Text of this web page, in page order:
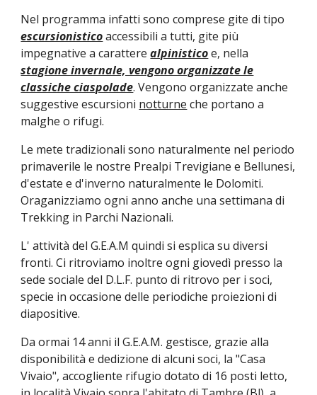
Nel programma infatti sono comprese gite di tipo
escursionisticoaccessibili a tutti, gite più
impegnative a caratterealpinisticoe, nella
stagione invernale, vengono organizzate le
classiche ciaspolade. Vengono organizzate anche
suggestive escursioni notturne che portano a
malghe o rifugi.
Le mete tradizionali sono naturalmente nel periodo
primaverile le nostre Prealpi Trevigiane e Bellunesi,
d'estate e d'inverno naturalmente le Dolomiti.
Oraganizziamo ogni anno anche una settimana di
Trekking in Parchi Nazionali.
L' attività del G.E.A.M quindi si esplica su diversi
fronti. Ci ritroviamo inoltre ogni giovedì presso la
sede sociale del D.L.F. punto di ritrovo per i soci,
specie in occasione delle periodiche proiezioni di
diapositive.
Da ormai 14 anni il G.E.A.M. gestisce, grazie alla
disponibilità e dedizione di alcuni soci, la "Casa
Vivaio", accogliente rifugio dotato di 16 posti letto,